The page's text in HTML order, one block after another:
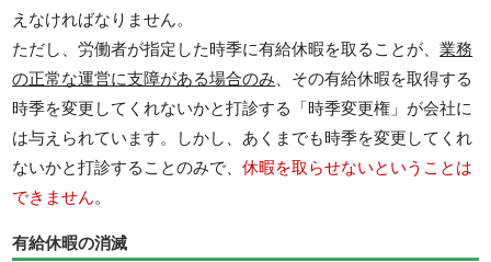
えなければなりません。
ただし、労働者が指定した時季に有給休暇を取ることが、業務
の正常な運営に支障がある場合のみ 、その有給休暇を取得する
時季を変更してくれないかと打診する「時季変更権」が会社に
は与えられています。しかし、あくまでも時季を変更してくれ
ないかと打診することのみで、休暇を取らせないということは
できません。
有給休暇の消滅